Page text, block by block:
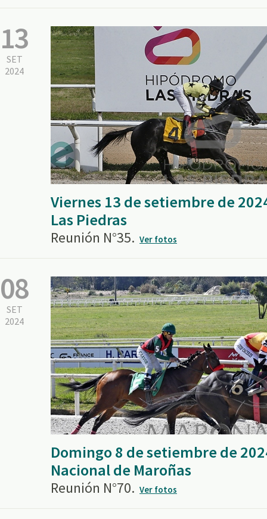
13
SET
2024
Viernes 13 de setiembre de
Las Piedras
Reunión N°35. Ver fotos
08
SET
2024
Domingo 8 de setiembre de
Nacional de Maroñas
Reunión N°70. Ver fotos